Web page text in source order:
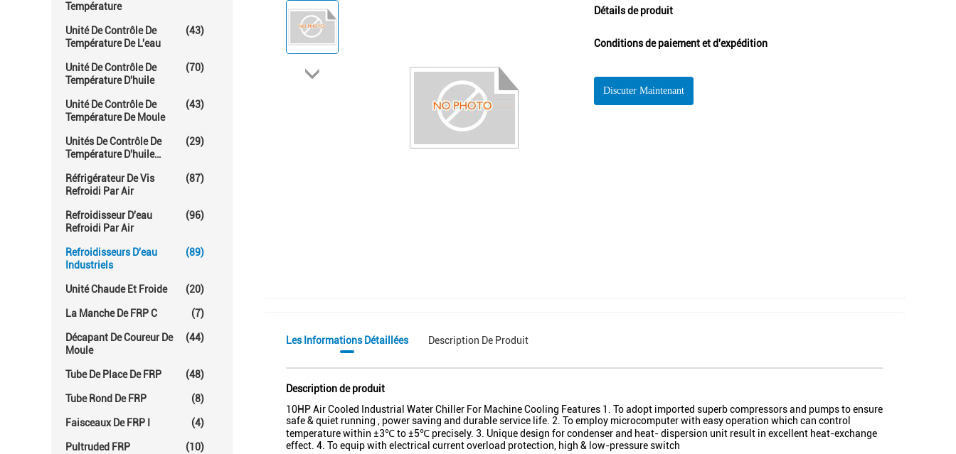
Température
Unité De Contrôle De
Température De L'eau
(43)
Unité De Contrôle De
Température D'huile
(70)
Unité De Contrôle De
Température De Moule
(43)
Unités De Contrôle De
Température D'huile
(29)
Réfrigérateur De Vis
Refroidi Par Air
(87)
Refroidisseur D'eau
Refroidi Par Air
(96)
Refroidisseurs D'eau
Industriels
(89)
Unité Chaude Et Froide (20)
La Manche De FRP C (7)
Décapant De Coureur De
Moule
(44)
Tube De Place De FRP (48)
Tube Rond De FRP (8)
Faisceaux De FRP I (4)
Pultruded FRP (10)
Détails de produit
Conditions de paiement et d'expédition
Discuter Maintenant
Les Informations Détaillées Description De Produit
Description de produit
10HP Air Cooled Industrial Water Chiller For Machine Cooling Features 1. To adopt imported superb compressors and pumps to ensure
safe & quiet running , power saving and durable service life. 2. To employ microcomputer with easy operation which can control
temperature within ±3℃ to ±5℃ precisely. 3. Unique design for condenser and heat- dispersion unit result in excellent heat-exchange
effect. 4. To equip with electrical current overload protection, high & low-pressure switch